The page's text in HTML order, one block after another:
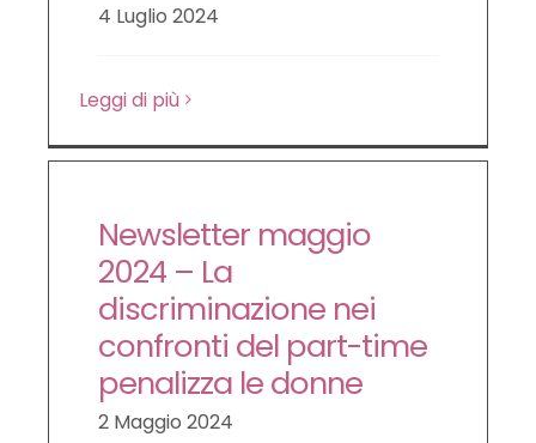
4 Luglio 2024
Leggi di più
Newsletter maggio
2024 – La
discriminazione nei
confronti del part-time
penalizza le donne
2 Maggio 2024